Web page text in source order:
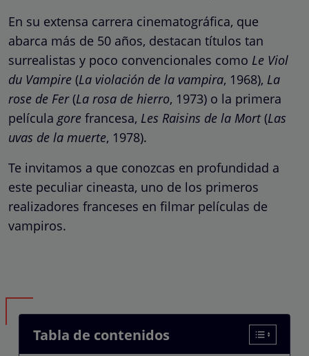
En su extensa carrera cinematográfica, que
abarca más de 50 años, destacan títulos tan
surrealistas y poco convencionales como Le Viol
du Vampire (La violación de la vampira, 1968), La
rose de Fer(La rosa de hierro, 1973) o la primera
película gore francesa, Les Raisins de la Mort(Las
uvas de la muerte, 1978).
Te invitamos a que conozcas en profundidad a
este peculiar cineasta, uno de los primeros
realizadores franceses en filmar películas de
vampiros.
Tabla de contenidos